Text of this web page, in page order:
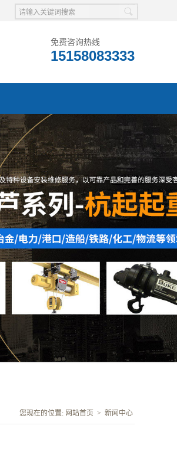
免费咨询热线
15158083333
您现在的位置: 网站首页 > 新闻中心